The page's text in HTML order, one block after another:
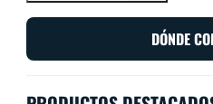
Disfruta del aspecto clásico
incandescentes vintage y
controlar mediante Wi-Fi, por
DÓNDE